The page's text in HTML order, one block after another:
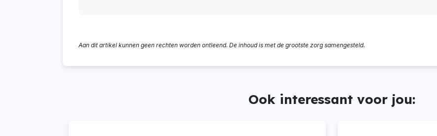
Aan dit artikel kunnen geen rechten worden ontleend. De inhoud is met de grootste zorg samengesteld.
Ook interessant voor jou: